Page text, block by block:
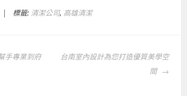
標籤: 清潔公司, 高雄清潔
手專業到府
台南室內設計為您打造優質美學空
間